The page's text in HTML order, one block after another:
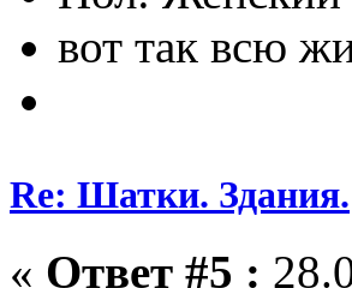
вот так всю
Re: Шатки. Здания.
« Ответ #5 :